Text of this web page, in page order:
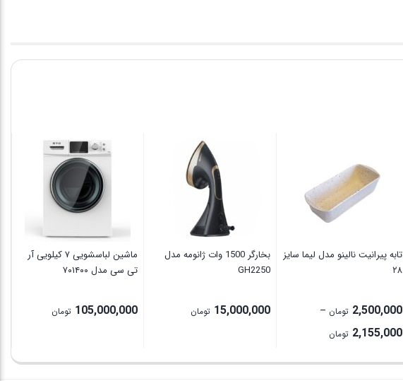
تابه پیرانیت نالینو مدل لیما سایز
۲۸
2,500,000 تومان –
2,155,000 تومانPrice
بخارگر 1500 وات ژانومه مدل
GH2250
15,000,000 تومان
ماشین لباسشویی ۷ کیلویی آر
تی سی مدل ۷۰۱۴۰۰
105,000,000 تومان